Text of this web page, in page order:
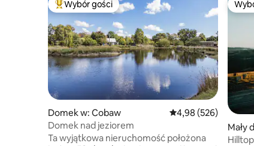
Najpopularniejsze z kategorii Wybór gości
Wybór gości
Domek w: Cobaw Średnia ocena: 4,98
4,98 (526)
Domek nad jeziorem
Ta wyjątkowa nieruchomość położona
Mały